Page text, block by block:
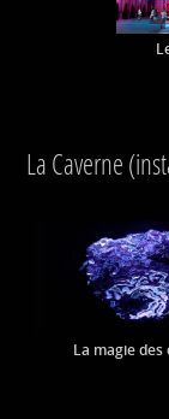
La Caverne
La magie